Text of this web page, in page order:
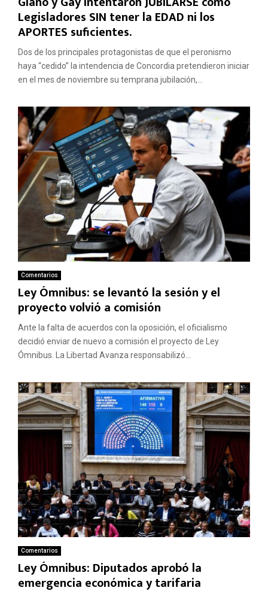
Legisladores SIN tener la EDAD ni los
APORTES suficientes.
Dos de los principales protagonistas de que el peronismo
haya “cedido” la intendencia de Concordia pretendieron iniciar
en el mes de noviembre su temprana jubilación,...
Comentarios
Ley Ómnibus: se levantó la sesión y el
proyecto volvió a comisión
Ante la falta de acuerdos con la oposición, el oficialismo
decidió enviar de nuevo a comisión el proyecto de Ley
Ómnibus. La Libertad Avanza responsabilizó...
Comentarios
Ley Ómnibus: Diputados aprobó la
emergencia económica y tarifaria